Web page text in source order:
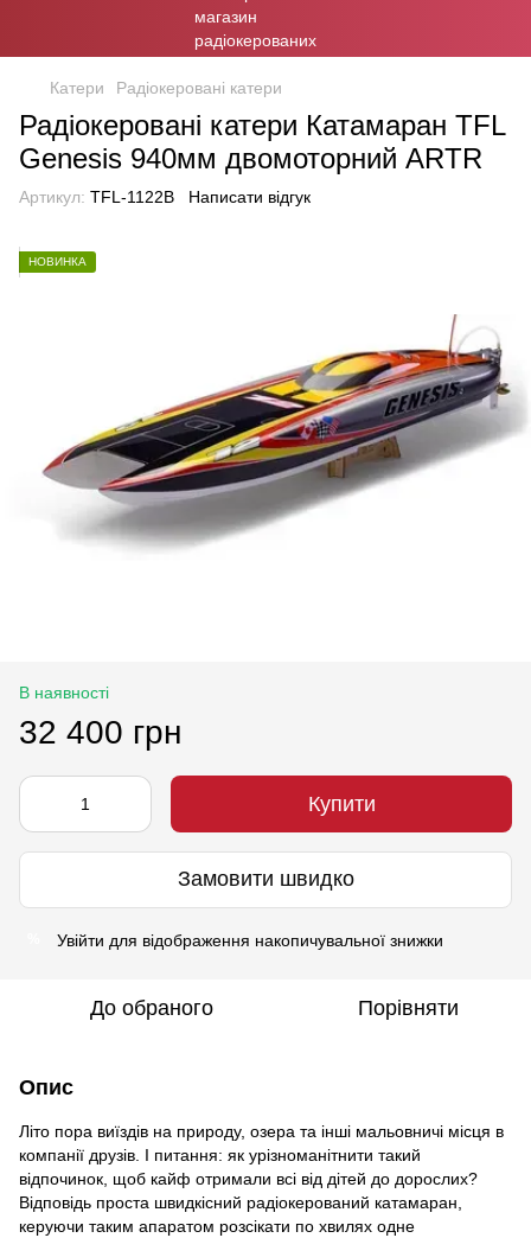
Катери Радіокеровані катери
Радіокеровані катери Катамаран TFL
Genesis 940мм двомоторний ARTR
Артикул: TFL-1122B Написати відгук
НОВИНКА
В наявності
32 400 грн
Купити
Замовити швидко
Увійти для відображення накопичувальної знижки
До обраного Порівняти
Опис
Літо пора виїздів на природу, озера та інші мальовничі місця в
компанії друзів. І питання: як урізноманітнити такий
відпочинок, щоб кайф отримали всі від дітей до дорослих?
Відповідь проста швидкісний радіокерований катамаран,
керуючи таким апаратом розсікати по хвилях одне